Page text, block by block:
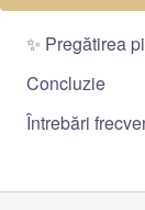
✨ Pregătirea
Concluzie
Întrebări